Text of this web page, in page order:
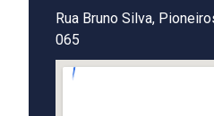
Rua Bruno Silva,
065